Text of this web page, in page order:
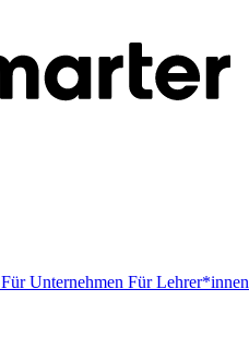
Für Unternehmen Für Lehrer*innen